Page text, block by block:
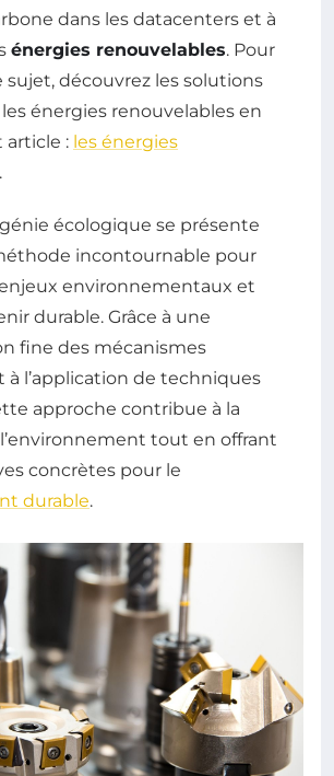
dans les datacenters et à
énergies renouvelables. Pour
sujet, découvrez les solutions
énergies renouvelables en
: les énergies
.
écologique se présente
incontournable pour
environnementaux et
durable. Grâce à une
fine des mécanismes
à l’application de techniques
approche contribue à la
tout en offrant
concrètes pour le
durable.